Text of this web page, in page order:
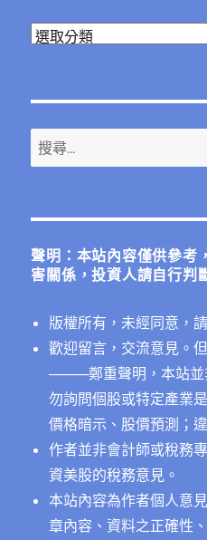
分
搜
尋
鍵
聲明：本站內容僅供參考
害關係，投資人請自行判
版權所有，未經同意，
歡迎留言，交流意見。
────鄭重聲明，本站並
勿詢問個股或特定產業
價格暗示、股價預測；
作者並非會計師或稅務
資美股的稅務意見。
本站內容為作者個人意
章內容、資料之正確性